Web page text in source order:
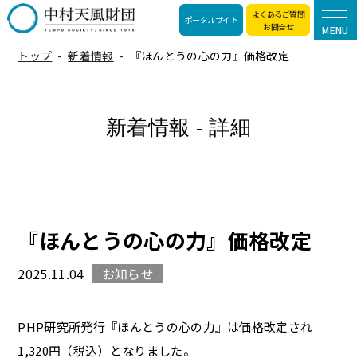
ポータルサイト
よくあるご質問
お問合せ
MENU
トップ 新着情報 『ほんとうの心の力』価格改定
新着情報 - 詳細
『ほんとうの心の力』価格改定
2025.11.04 お知らせ
PHP研究所発行『ほんとうの心の力』は価格改定され
1,320円（税込）となりました。